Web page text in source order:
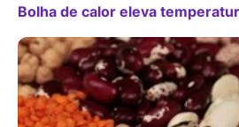
Bolha de calor eleva